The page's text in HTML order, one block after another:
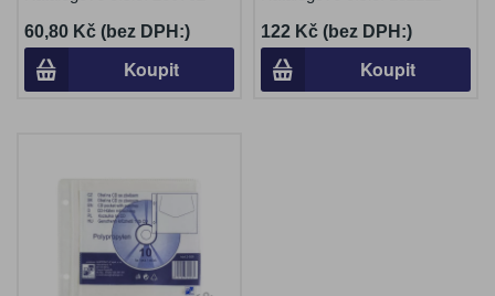
60,80 Kč (bez DPH:)
Koupit
122 Kč (bez DPH:)
Koupit